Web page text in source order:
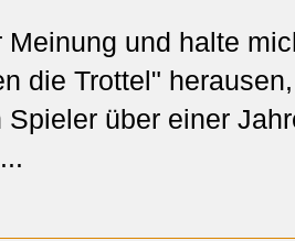
Meinung und halte
die Trottel"
Spieler über einer